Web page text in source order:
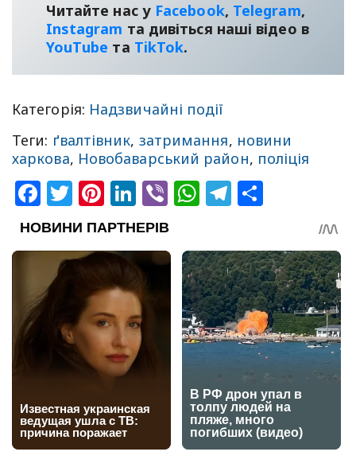
Читайте нас у Facebook, Telegram,
Instagram та дивіться наші відео в
YouТube та TikTok.
Категорія: Надзвичайні події
Теги: ґвалтівник, затримання, новини
харкова, Новобаварський район, поліція
Facebook
Twitter
Pinterest
LinkedIn
ViberWhatsApp
Telegram